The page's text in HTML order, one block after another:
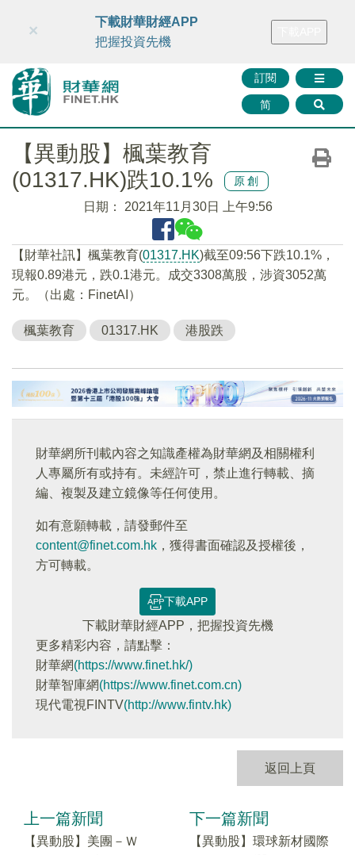
財華智庫網 FINTV FINMETA 財華證券 媒體矩陣
訂閱
简
×
下載財華財經APP
把握投資先機
【異動股】楓葉教育
(01317.HK)跌10.1%
原創
日期： 2021年11月30日 上午9:56
【財華社訊】楓葉教育(01317.HK)截至09:56下跌10.1%，
現報0.89港元，跌0.1港元。成交3308萬股，涉資3052萬
元。（出處：FinetAI）
楓葉教育 01317.HK 港股跌
財華網所刊載內容之知識產權為財華網及相關權利
人專屬所有或持有。未經許可，禁止進行轉載、摘
編、複製及建立鏡像等任何使用。
如有意願轉載，請發郵件至
content@finet.com.hk ，獲得書面確認及授權後，
方可轉載。
下載APP
下載財華財經APP，把握投資先機
更多精彩内容，請點擊：
財華網(https://www.finet.hk/)
財華智庫網(https://www.finet.com.cn)
現代電視FINTV(http://www.fintv.hk)
返回上頁
上一篇新聞
【異動股】美團－Ｗ
下一篇新聞
【異動股】環球新材國際